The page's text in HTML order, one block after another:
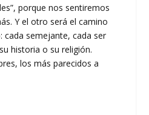
porque nos sentiremos
Y el otro será el camino
cada semejante, cada ser
historia o su religión.
los más parecidos a